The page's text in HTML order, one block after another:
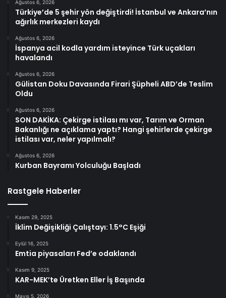
Ağustos 6, 2026
Türkiye’de 5 şehir yön değiştirdi! İstanbul ve Ankara’nın
ağırlık merkezleri kaydı
Ağustos 6, 2026
İspanya acil kodla yardım isteyince Türk uçakları
havalandı
Ağustos 6, 2026
Gülistan Doku Davasında Firari Şüpheli ABD’de Teslim
Oldu
Ağustos 6, 2026
SON DAKİKA: Çekirge istilası mı var, Tarım ve Orman
Bakanlığı ne açıklama yaptı? Hangi şehirlerde çekirge
istilası var, neler yapılmalı?
Ağustos 6, 2026
Kurban Bayramı Yolculuğu Başladı
Rastgele Haberler
Kasım 29, 2025
İklim Değişikliği Çalıştayı: 1.5°C Eşiği
Eylül 16, 2025
Emtia piyasaları Fed’e odaklandı
Kasım 9, 2025
KAR-MEK’te Üretken Eller İş Başında
Mayıs 5, 2026